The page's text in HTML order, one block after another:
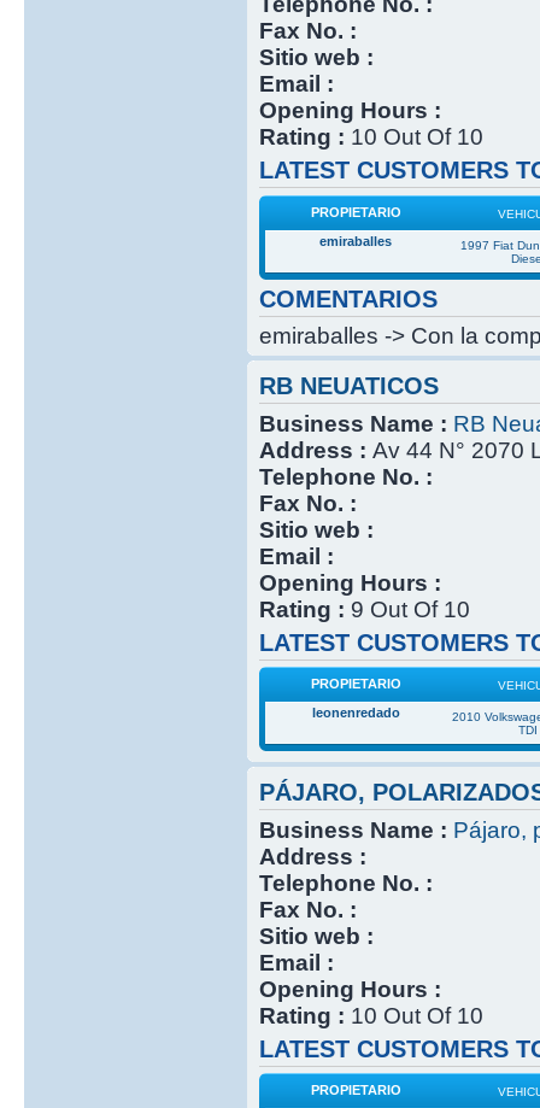
Fax No. :
Sitio web :
Email :
Opening Hours :
Rating : 10 Out Of 10
LATEST CUSTOMERS
PROPIETARIO
emiraballes
1997 Fiat
COMENTARIOS
emiraballes -> Con la
RB NEUATICOS
Business Name : RB
Address : Av 44 N° 2070
Telephone No. :
Fax No. :
Sitio web :
Email :
Opening Hours :
Rating : 9 Out Of 10
LATEST CUSTOMERS
PROPIETARIO
leonenredado
2010
TDI
PÁJARO,
Business Name : Pájaro,
Address :
Telephone No. :
Fax No. :
Sitio web :
Email :
Opening Hours :
Rating : 10 Out Of 10
LATEST CUSTOMERS
PROPIETARIO